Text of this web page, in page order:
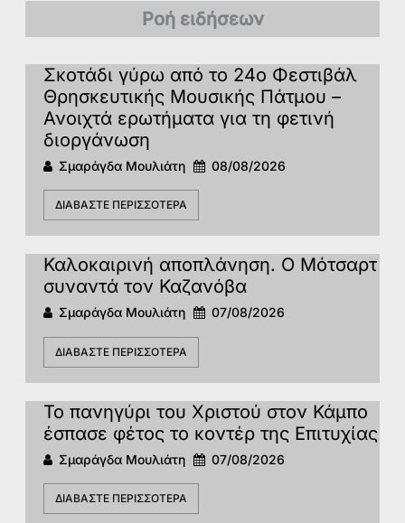
Ροή ειδήσεων
Σκοτάδι γύρω από το 24ο Φεστιβάλ
Θρησκευτικής Μουσικής Πάτμου –
Ανοιχτά ερωτήματα για τη φετινή
διοργάνωση
Σμαράγδα Μουλιάτη 08/08/2026
ΔΙΑΒΆΣΤΕ ΠΕΡΙΣΣΌΤΕΡΑ
Καλοκαιρινή αποπλάνηση. Ο Μότσαρτ
συναντά τον Καζανόβα
Σμαράγδα Μουλιάτη 07/08/2026
ΔΙΑΒΆΣΤΕ ΠΕΡΙΣΣΌΤΕΡΑ
Το πανηγύρι του Χριστού στον Κάμπο
έσπασε φέτος το κοντέρ της Επιτυχίας
Σμαράγδα Μουλιάτη 07/08/2026
ΔΙΑΒΆΣΤΕ ΠΕΡΙΣΣΌΤΕΡΑ